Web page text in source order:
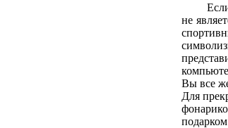
Если
не
Вы все
Для